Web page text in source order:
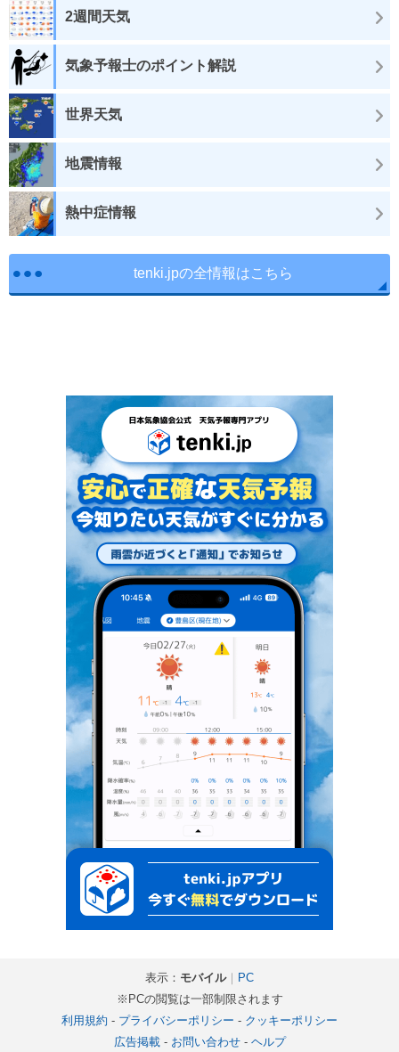
2週間天気
気象予報士のポイント解説
世界天気
地震情報
熱中症情報
tenki.jpの全情報はこちら
表示： モバイル｜ PC
※PCの閲覧は一部制限されます
利用規約 - プライバシーポリシー - クッキーポリシー
広告掲載- お問い合わせ- ヘルプ